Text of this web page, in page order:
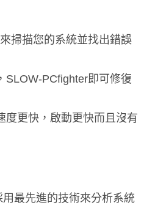
掃描您的系統並找出錯誤
SLOW-PCfighter即可修復
度更快，啟動更快而且沒有
最先進的技術來分析系統